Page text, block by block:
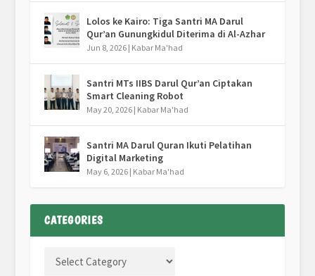
Lolos ke Kairo: Tiga Santri MA Darul
Qur’an Gunungkidul Diterima di Al-Azhar
Jun 8, 2026| Kabar Ma'had
Santri MTs IIBS Darul Qur’an Ciptakan
Smart Cleaning Robot
May 20, 2026| Kabar Ma'had
Santri MA Darul Quran Ikuti Pelatihan
Digital Marketing
May 6, 2026| Kabar Ma'had
CATEGORIES